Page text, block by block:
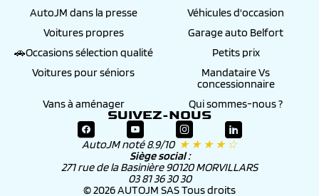
AutoJM dans la presse
Véhicules d'occasion
Voitures propres
Garage auto Belfort
🚗Occasions sélection qualité
Petits prix
Voitures pour séniors
Mandataire Vs
concessionnaire
Vans à aménager
Qui sommes-nous ?
SUIVEZ-NOUS
AutoJM noté 8.9/10 ★ ★ ★ ★ ☆
Siège social :
271 rue de la Basinière 90120 MORVILLARS
03 81 36 30 30
© 2026 AUTOJM SAS Tous droits